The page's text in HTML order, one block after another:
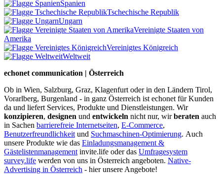
Spanien
Tschechische Republik
Ungarn
Vereinigte Staaten von
Amerika
Vereinigtes Königreich
Weltweit
echonet communication | Österreich
Ob in Wien, Salzburg, Graz, Klagenfurt oder in den Ländern Tirol,
Vorarlberg, Burgenland - in ganz Österreich ist echonet für Kunden
da und liefert Services, Produkte und Dienstleistungen. Wir
konzipieren, designen und entwickeln nicht nur, wirberaten auch
in Sachen barrierefreie Internetseiten, E-Commerce,
Benutzerfreundlichkeit und Suchmaschinen-Optimierung. Auch
unsere Produkte wie das Einladungsmanagement &
Gästelistenmanagement invite.life oder das Umfragesystem
survey.life werden von uns in Österreich angeboten. Native-
Advertising in Österreich - hier unsere Angebote!